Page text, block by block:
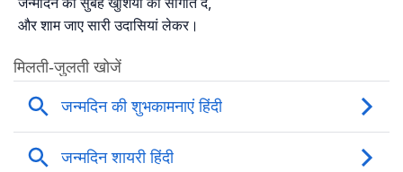
और शाम जाए सारी उदासियां लेकर।